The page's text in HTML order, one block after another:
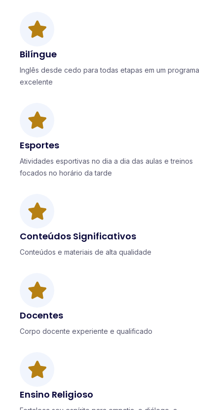
Bilíngue
Inglês desde cedo para todas etapas em um programa
excelente
Esportes
Atividades esportivas no dia a dia das aulas e treinos
focados no horário da tarde
Conteúdos Significativos
Conteúdos e materiais de alta qualidade
Docentes
Corpo docente experiente e qualificado
Ensino Religioso